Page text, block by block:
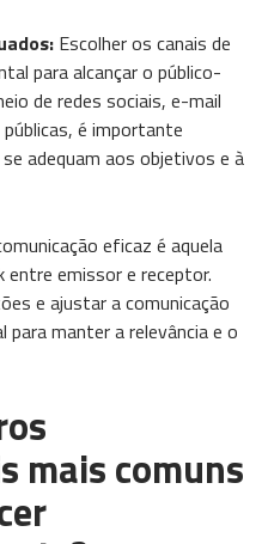
Escolher os canais de
para alcançar o público-
de redes sociais, e-mail
é importante
adequam aos objetivos e à
eficaz é aquela
entre emissor e receptor.
e ajustar a comunicação
manter a relevância e o
mais comuns